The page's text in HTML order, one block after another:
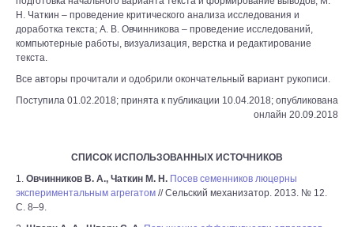
Н. Чаткин – проведение критического анализа исследования и
доработка текста; А. В. Овчинникова – проведение исследований,
компьютерные работы, визуализация, верстка и редактирование
текста.
Все авторы прочитали и одобрили окончательный вариант рукописи.
Поступила 01.02.2018; принята к публикации 10.04.2018; опубликована
онлайн 20.09.2018
СПИСОК ИСПОЛЬЗОВАННЫХ ИСТОЧНИКОВ
1. Овчинников В. А., Чаткин М. Н. Посев семенников люцерны
экспериментальным агрегатом // Сельский механизатор. 2013. № 12.
С. 8–9.